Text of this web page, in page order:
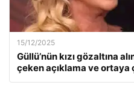
15/12/2025
Güllü’nün kızı gözaltına
çeken açıklama ve ortaya